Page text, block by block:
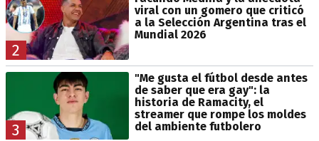
2
viral con un gomero que criticó
a la Selección Argentina tras el
Mundial 2026
3
"Me gusta el fútbol desde antes
de saber que era gay": la
historia de Ramacity, el
streamer que rompe los moldes
del ambiente futbolero